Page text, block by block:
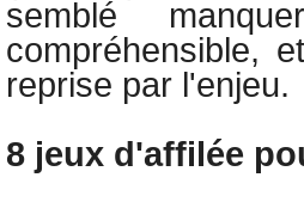
semblé
compréhensible,
reprise par l'enjeu.
8 jeux d'affilée